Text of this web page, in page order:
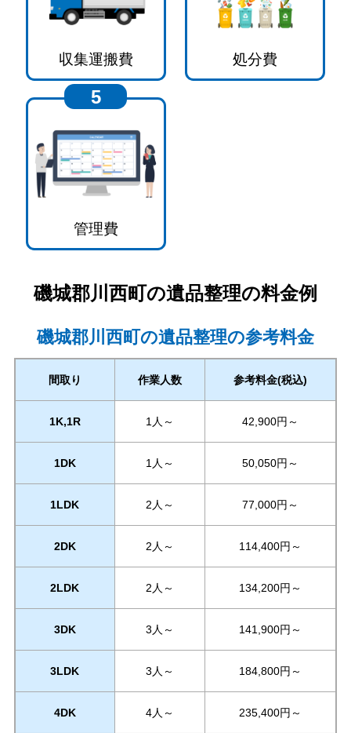
収集運搬費 処分費
5
管理費
磯城郡川西町の遺品整理の料金例
磯城郡川西町の遺品整理の参考料金
間取り 作業人数 参考料金(税込)
1K,1R 1人～ 42,900円～
1DK 1人～ 50,050円～
1LDK 2人～ 77,000円～
2DK 2人～ 114,400円～
2LDK 2人～ 134,200円～
3DK 3人～ 141,900円～
3LDK 3人～ 184,800円～
4DK 4人～ 235,400円～